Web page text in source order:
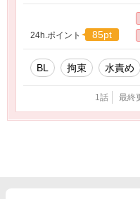
24h.ポイント 85pt
BL 拘束 水責め
1話 最終